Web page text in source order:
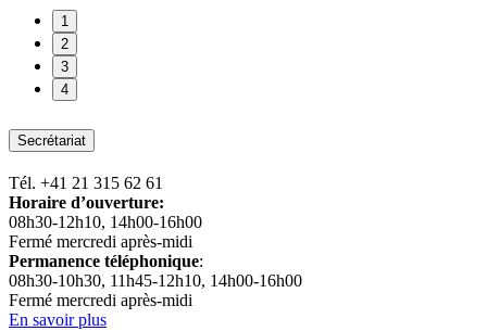
1
2
3
4
Secrétariat
Tél. +41 21 315 62 61
Horaire d’ouverture:
08h30-12h10, 14h00-16h00
Fermé mercredi après-midi
Permanence téléphonique:
08h30-10h30, 11h45-12h10, 14h00-16h00
Fermé mercredi après-midi
En savoir plus